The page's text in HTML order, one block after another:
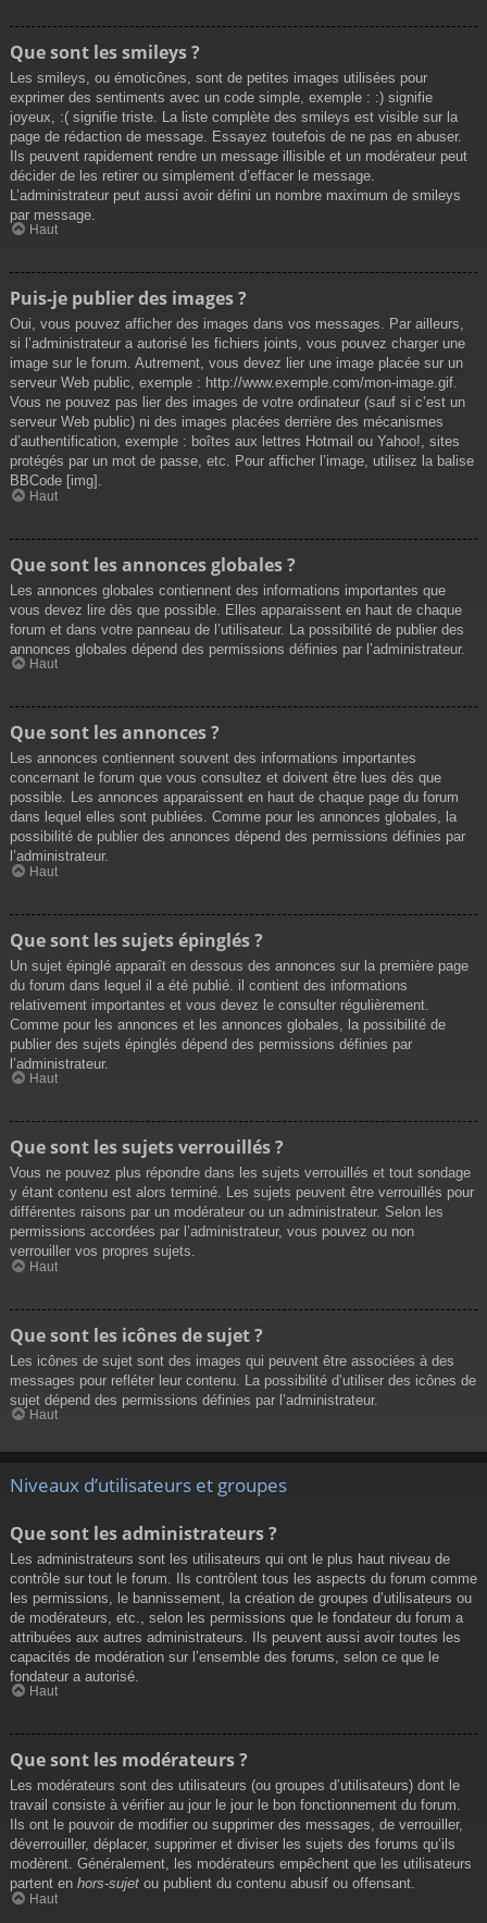
Que sont les smileys ?
Les smileys, ou émoticônes, sont de petites images utilisées pour
exprimer des sentiments avec un code simple, exemple : :) signifie
joyeux, :( signifie triste. La liste complète des smileys est visible sur la
page de rédaction de message. Essayez toutefois de ne pas en abuser.
Ils peuvent rapidement rendre un message illisible et un modérateur peut
décider de les retirer ou simplement d’effacer le message.
L’administrateur peut aussi avoir défini un nombre maximum de smileys
par message.
Haut
Puis-je publier des images ?
Oui, vous pouvez afficher des images dans vos messages. Par ailleurs,
si l’administrateur a autorisé les fichiers joints, vous pouvez charger une
image sur le forum. Autrement, vous devez lier une image placée sur un
serveur Web public, exemple : http://www.exemple.com/mon-image.gif.
Vous ne pouvez pas lier des images de votre ordinateur (sauf si c’est un
serveur Web public) ni des images placées derrière des mécanismes
d’authentification, exemple : boîtes aux lettres Hotmail ou Yahoo!, sites
protégés par un mot de passe, etc. Pour afficher l’image, utilisez la balise
BBCode [img].
Haut
Que sont les annonces globales ?
Les annonces globales contiennent des informations importantes que
vous devez lire dès que possible. Elles apparaissent en haut de chaque
forum et dans votre panneau de l’utilisateur. La possibilité de publier des
annonces globales dépend des permissions définies par l’administrateur.
Haut
Que sont les annonces ?
Les annonces contiennent souvent des informations importantes
concernant le forum que vous consultez et doivent être lues dès que
possible. Les annonces apparaissent en haut de chaque page du forum
dans lequel elles sont publiées. Comme pour les annonces globales, la
possibilité de publier des annonces dépend des permissions définies par
l’administrateur.
Haut
Que sont les sujets épinglés ?
Un sujet épinglé apparaît en dessous des annonces sur la première page
du forum dans lequel il a été publié. il contient des informations
relativement importantes et vous devez le consulter régulièrement.
Comme pour les annonces et les annonces globales, la possibilité de
publier des sujets épinglés dépend des permissions définies par
l’administrateur.
Haut
Que sont les sujets verrouillés ?
Vous ne pouvez plus répondre dans les sujets verrouillés et tout sondage
y étant contenu est alors terminé. Les sujets peuvent être verrouillés pour
différentes raisons par un modérateur ou un administrateur. Selon les
permissions accordées par l’administrateur, vous pouvez ou non
verrouiller vos propres sujets.
Haut
Que sont les icônes de sujet ?
Les icônes de sujet sont des images qui peuvent être associées à des
messages pour refléter leur contenu. La possibilité d’utiliser des icônes de
sujet dépend des permissions définies par l’administrateur.
Haut
Niveaux d’utilisateurs et groupes
Que sont les administrateurs ?
Les administrateurs sont les utilisateurs qui ont le plus haut niveau de
contrôle sur tout le forum. Ils contrôlent tous les aspects du forum comme
les permissions, le bannissement, la création de groupes d’utilisateurs ou
de modérateurs, etc., selon les permissions que le fondateur du forum a
attribuées aux autres administrateurs. Ils peuvent aussi avoir toutes les
capacités de modération sur l’ensemble des forums, selon ce que le
fondateur a autorisé.
Haut
Que sont les modérateurs ?
Les modérateurs sont des utilisateurs (ou groupes d’utilisateurs) dont le
travail consiste à vérifier au jour le jour le bon fonctionnement du forum.
Ils ont le pouvoir de modifier ou supprimer des messages, de verrouiller,
déverrouiller, déplacer, supprimer et diviser les sujets des forums qu’ils
modèrent. Généralement, les modérateurs empêchent que les utilisateurs
partent en hors-sujet ou publient du contenu abusif ou offensant.
Haut